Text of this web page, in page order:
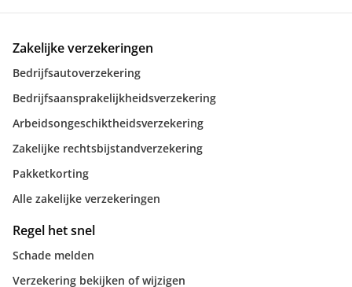
Zakelijke verzekeringen
Bedrijfsautoverzekering
Bedrijfsaansprakelijkheidsverzekering
Arbeidsongeschiktheidsverzekering
Zakelijke rechtsbijstandverzekering
Pakketkorting
Alle zakelijke verzekeringen
Regel het snel
Schade melden
Verzekering bekijken of wijzigen